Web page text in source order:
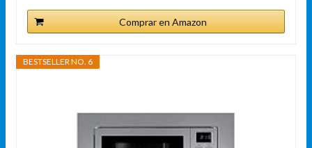
Comprar en Amazon
BESTSELLER NO. 6